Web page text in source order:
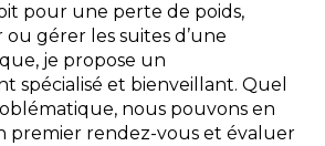
pour une perte de poids,
gérer les suites d’une
je propose un
spécialisé et bienveillant. Quel
nous pouvons en
premier rendez-vous et évaluer